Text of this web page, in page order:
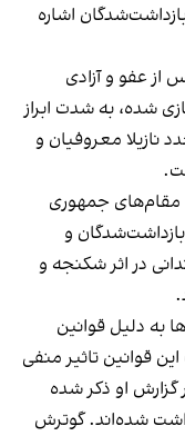
اشاره
از عفو و آزادی
شده، به شدت ابراز
نازیلا معروفیان و
مقام‌های جمهوری
و
در اثر شکنجه و
به دلیل قوانین
قوانین تاثیر منفی
او ذکر شده
شده‌اند. گوترش